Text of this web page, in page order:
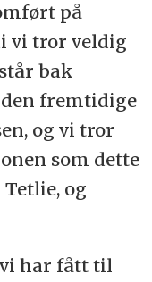
på
vi tror veldig
bak
fremtidige
og vi tror
som dette
og
har fått til